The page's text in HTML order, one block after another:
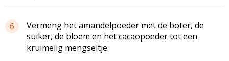
6
Vermeng het amandelpoeder met de boter, de
suiker, de bloem en het cacaopoeder tot een
kruimelig mengseltje.